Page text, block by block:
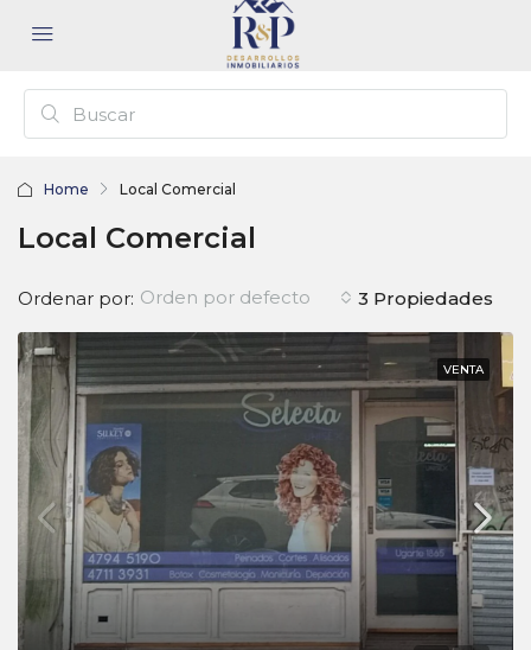
Home Local Comercial
Local Comercial
3 Propiedades
Ordenar por: Orden por defecto
VENTA